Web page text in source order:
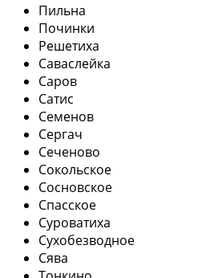
Пильна
Починки
Решетиха
Саваслейка
Саров
Сатис
Семенов
Сергач
Сеченово
Сокольское
Сосновское
Спасское
Суроватиха
Сухобезводное
Сява